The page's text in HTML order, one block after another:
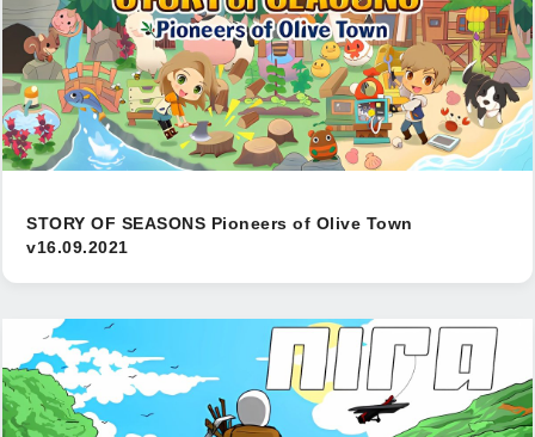
STORY OF SEASONS Pioneers of Olive Town
v16.09.2021